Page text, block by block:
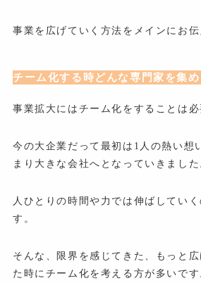
事業を広げていく方法をメインにお
チーム化する時どんな専門家を集め
事業拡大にはチーム化をすることは必
今の大企業だって最初は1人の熱い想
まり大きな会社へとなっていきました
人ひとりの時間や力では伸ばしてい
す。
そんな、限界を感じてきた、もっと
た時にチーム化を考える方が多いです